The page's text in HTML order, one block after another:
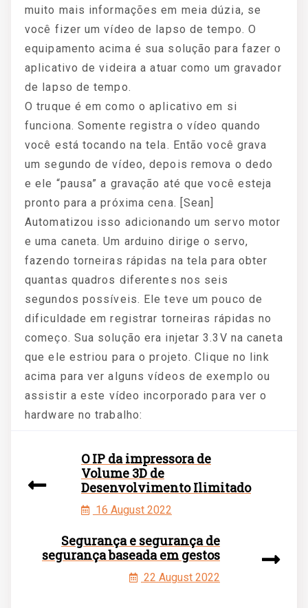
muito mais informações em meia dúzia, se
você fizer um vídeo de lapso de tempo. O
equipamento acima é sua solução para fazer o
aplicativo de videira a atuar como um gravador
de lapso de tempo.
O truque é em como o aplicativo em si
funciona. Somente registra o vídeo quando
você está tocando na tela. Então você grava
um segundo de vídeo, depois remova o dedo
e ele “pausa” a gravação até que você esteja
pronto para a próxima cena. [Sean]
Automatizou isso adicionando um servo motor
e uma caneta. Um arduino dirige o servo,
fazendo torneiras rápidas na tela para obter
quantas quadros diferentes nos seis
segundos possíveis. Ele teve um pouco de
dificuldade em registrar torneiras rápidas no
começo. Sua solução era injetar 3.3V na caneta
que ele estriou para o projeto. Clique no link
acima para ver alguns vídeos de exemplo ou
assistir a este vídeo incorporado para ver o
hardware no trabalho:
O IP da impressora de
Volume 3D de
Desenvolvimento Ilimitado
16 August 2022
Segurança e segurança de
segurança baseada em gestos
22 August 2022